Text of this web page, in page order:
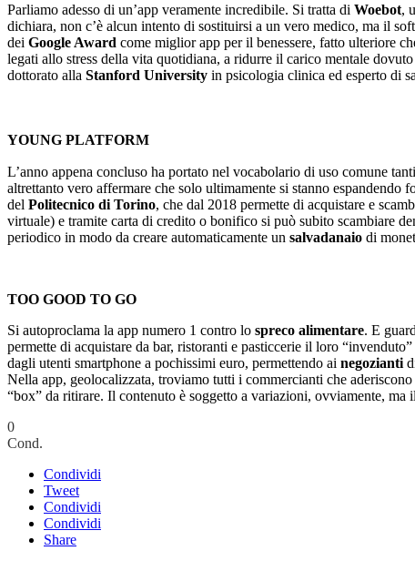
Parliamo adesso di un’app veramente incredibile. Si tratta di Woebot,
dichiara, non c’è alcun intento di sostituirsi a un vero medico, ma il
dei Google Award come miglior app per il benessere, fatto ulteriore
legati allo stress della vita quotidiana, a ridurre il carico mentale
dottorato alla Stanford University in psicologia clinica ed esperto di
YOUNG PLATFORM
L’anno appena concluso ha portato nel vocabolario di uso comune
altrettanto vero affermare che solo ultimamente si stanno espandendo
del Politecnico di Torino, che dal 2018 permette di acquistare e
virtuale) e tramite carta di credito o bonifico si può subito scambiare
periodico in modo da creare automaticamente un salvadanaio di
TOO GOOD TO GO
Si autoproclama la app numero 1 contro lo spreco alimentare. E
permette di acquistare da bar, ristoranti e pasticcerie il loro
dagli utenti smartphone a pochissimi euro, permettendo ai negozianti
Nella app, geolocalizzata, troviamo tutti i commercianti che
“box” da ritirare. Il contenuto è soggetto a variazioni, ovviamente, ma
0
Cond.
Condividi
Tweet
Condividi
Condividi
Share